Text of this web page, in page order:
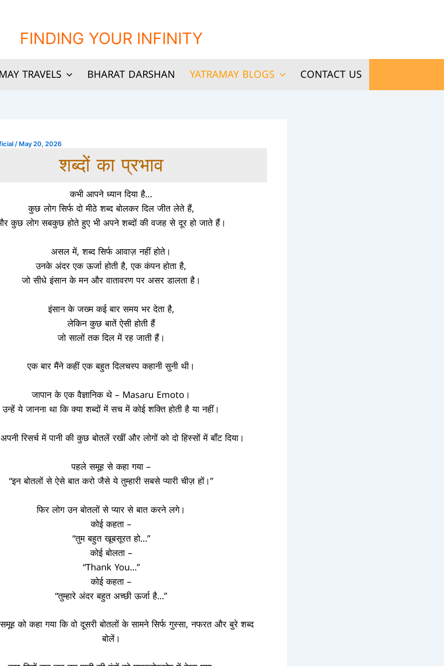
FINDING YOUR INFINITY
TRAVELS BHARAT DARSHAN YATRAMAY BLOGS CONTACT US
/ May 20, 2026
शब्दों का प्रभाव
कभी आपने ध्यान दिया है…
कुछ लोग सिर्फ दो मीठे शब्द बोलकर दिल जीत लेते हैं,
कुछ लोग सबकुछ होते हुए भी अपने शब्दों की वजह से दूर हो जाते हैं।
असल में,शब्द सिर्फ आवाज़ नहीं होते।
उनके अंदर एक ऊर्जा होती है,एक कंपन होता है,
जो सीधे इंसान के मन और वातावरण पर असर डालता है।
इंसान के जख्म कई बार समय भर देता है,
लेकिन कुछ बातें ऐसी होती हैं
जो सालों तक दिल में रह जाती हैं।
एक बार मैंने कहीं एक बहुत दिलचस्प कहानी सुनी थी।
जापान के एक वैज्ञानिक थे– Masaru Emoto ।
उन्हें ये जानना था कि क्या शब्दों में सच में कोई शक्ति होती है या नहीं।
रिसर्च में पानी की कुछ बोतलें रखीं और लोगों को दो हिस्सों में बाँट दिया।
पहले समूह से कहा गया–
“इन बोतलों से ऐसे बात करो जैसे ये तुम्हारी सबसे प्यारी चीज़ हों।”
फिर लोग उन बोतलों से प्यार से बात करने लगे।
कोई कहता–
“तुम बहुत खूबसूरत हो…”
कोई बोलता–
“Thank You…”
कोई कहता–
“तुम्हारे अंदर बहुत अच्छी ऊर्जा है…”
को कहा गया कि वो दूसरी बोतलों के सामने सिर्फ गुस्सा,नफरत और बुरे शब्द
बोलें।